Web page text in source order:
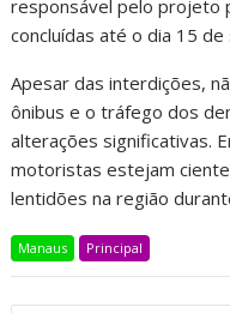
responsável pelo projeto
concluídas até o dia 15
Apesar das interdições,
ônibus e o tráfego dos
alterações significativas.
motoristas estejam
lentidões na região
Manaus Principal